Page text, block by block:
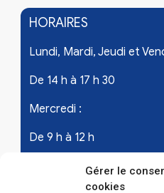
Gérer le
cookies
HORAIRES
Lundi, Mardi, Jeudi et
De 14 h à 17 h 30
Mercredi :
De 9 h à 12 h
Samedi - les 1er et 3ème